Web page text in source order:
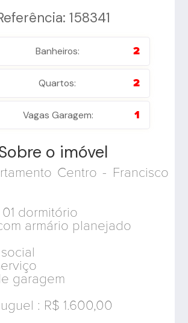
158341
Banheiros: 2
Quartos: 2
Vagas Garagem: 1
o imóvel
Centro - Francisco
dormitório
armário planejado
garagem
: R$ 1.600,00